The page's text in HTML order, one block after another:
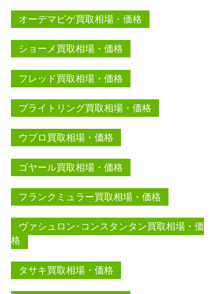
オーデマピゲ買取相場・価格
ショーメ買取相場・価格
フレッド買取相場・価格
ブライトリング買取相場・価格
ウブロ買取相場・価格
ゴヤール買取相場・価格
フランクミュラー買取相場・価格
ヴァシュロン･コンスタンタン買取相場・価
格
タサキ買取相場・価格